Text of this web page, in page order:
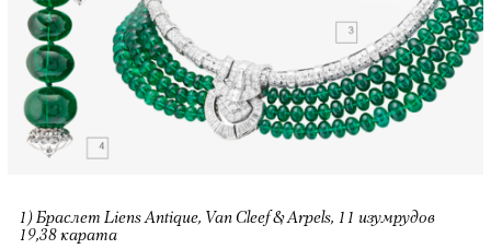
1) Браслет Liens Antique, Van Cleef & Arpels, 11 изумрудов
19,38 карата